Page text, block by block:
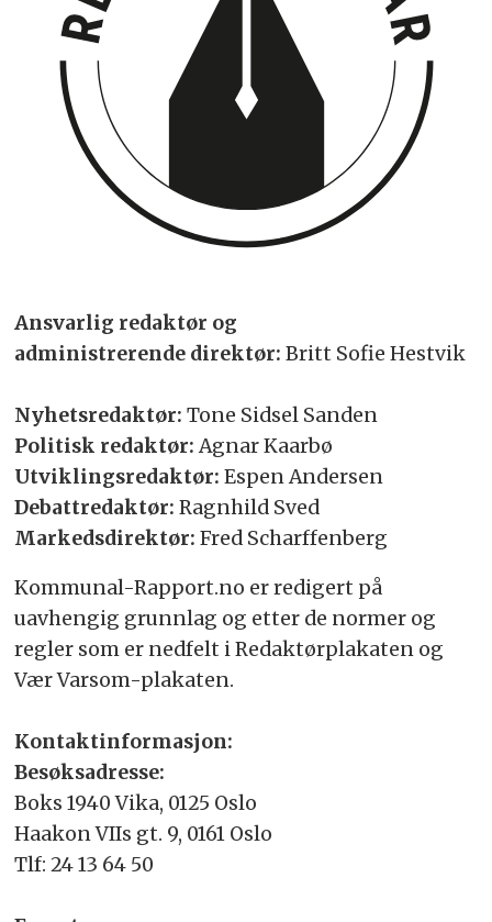
Ansvarlig redaktør og
administrerende direktør: Britt Sofie Hestvik
Nyhetsredaktør:Tone Sidsel Sanden
Politisk redaktør:Agnar Kaarbø
Utviklingsredaktør:Espen Andersen
Debattredaktør:Ragnhild Sved
Markedsdirektør:Fred Scharffenberg
Kommunal-Rapport.no er redigert på
uavhengig grunnlag og etter de normer og
regler som er nedfelt i Redaktørplakaten og
Vær Varsom-plakaten.
Kontaktinformasjon:
Besøksadresse:
Boks 1940 Vika, 0125 Oslo
Haakon VIIs gt. 9, 0161 Oslo
Tlf: 24 13 64 50